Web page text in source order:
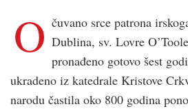
O čuvano srce patrona
Dublina, sv. Lovre
pronađeno gotovo šest
ukradeno iz katedrale Kristove
narodu častila oko 800 godina